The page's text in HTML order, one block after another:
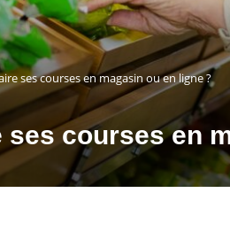
ses courses en magasin ou en ligne ?
courses en